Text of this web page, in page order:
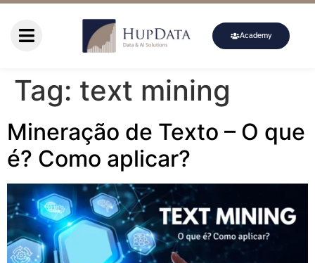
Academy
Tag: text mining
Mineração de Texto – O que
é? Como aplicar?